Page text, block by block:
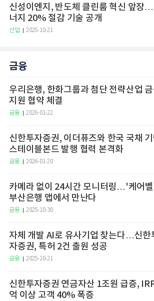
신성이엔지, 반도체 클린룸 혁신 앞장…
너지 20% 절감 기술 공개
산업 2025-10-21
금융
우리은행, 한화그룹과 첨단 전략산업
지원 협약 체결
금융 2026-01-22
신한투자증권, 이더퓨즈와 한국 국채
스테이블본드 발행 협력 본격화
금융 2026-01-20
카메라 없이 24시간 모니터링…'케어
부산은행 앱에서 만난다
금융 2025-10-30
자체 개발 AI로 유사기업 찾는다…신한
자증권, 특허 2건 출원 성공
금융 2025-10-21
신한투자증권 연금자산 1조원 급증,
억 이상 고객 40% 폭증